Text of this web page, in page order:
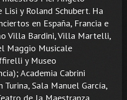
Lisi y Roland Schubert. Ha
en España, Francia e
Villa Bardini, Villa Martelli,
Maggio Musicale
y Museo
Academia Cabrini
Turina, Sala Manuel García,